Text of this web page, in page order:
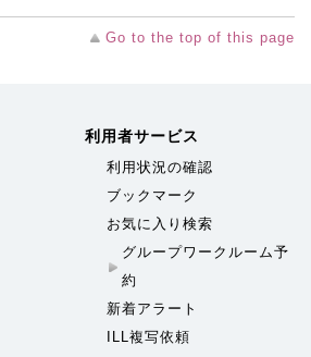
Go to the top of this page
利用者サービス
利用状況の確認
ブックマーク
お気に入り検索
グループワークルーム予
約
新着アラート
ILL複写依頼